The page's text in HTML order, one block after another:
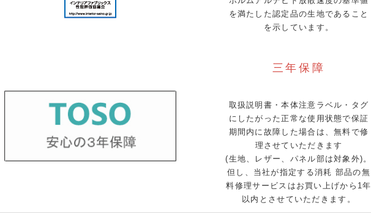
を満たした認定品の生地であること
を示しています。
三年保障
取扱説明書・本体注意ラベル・タグ
にしたがった正常な使用状態で保証
期間内に故障した場合は、無料で修
理させていただきます
(生地、レザー、パネル部は対象外)。
但し、当社が指定する消耗 部品の無
料修理サービスはお買い上げから1年
以内とさせていただきます。